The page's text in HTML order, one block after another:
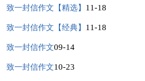
致一封信作文【精选】 11-18
致一封信作文【经典】 11-18
致一封信作文09-14
致一封信作文10-23